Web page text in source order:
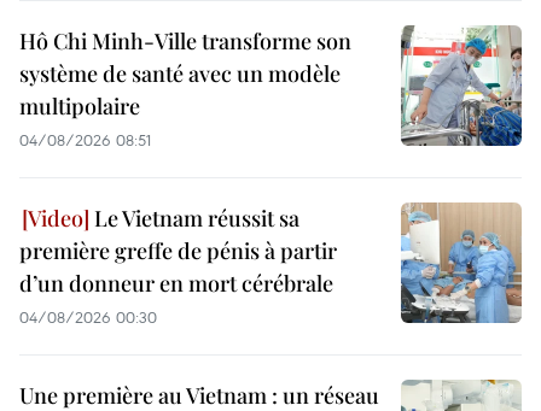
Hô Chi Minh-Ville transforme son
système de santé avec un modèle
multipolaire
04/08/2026 08:51
Le Vietnam réussit sa
première greffe de pénis à partir
d’un donneur en mort cérébrale
04/08/2026 00:30
Une première au Vietnam : un réseau